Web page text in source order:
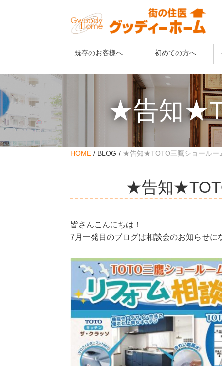
既存のお客様へ 初めての方へ
★告知
HOME BLOG ★告知★TOTO三鷹ショールー
★告知
皆さんこんにちは！
7月一発目のブログは相談会のお知らせに